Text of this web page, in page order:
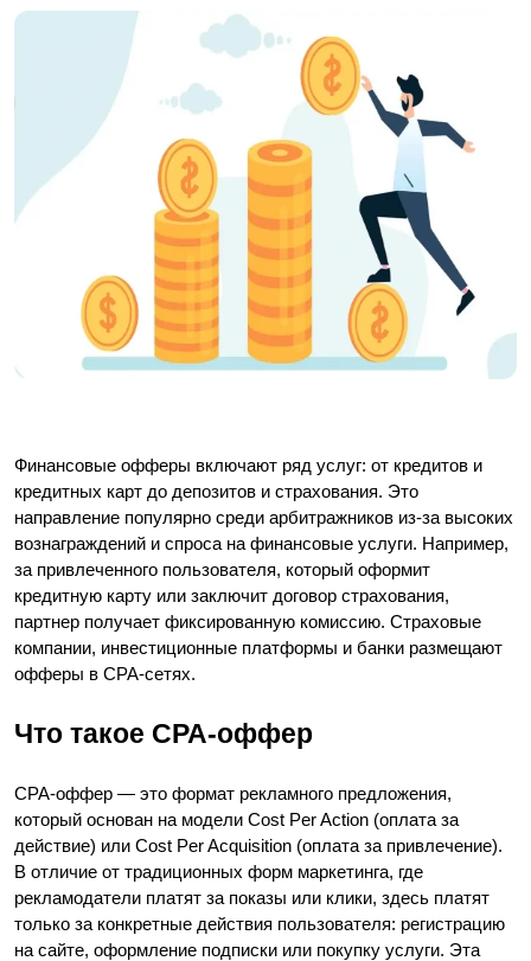
Финансовые офферы включают ряд услуг: от кредитов и
кредитных карт до депозитов и страхования. Это
направление популярно среди арбитражников из-за высоких
вознаграждений и спроса на финансовые услуги. Например,
за привлеченного пользователя, который оформит
кредитную карту или заключит договор страхования,
партнер получает фиксированную комиссию. Страховые
компании, инвестиционные платформы и банки размещают
офферы в CPA-сетях.
Что такое CPA-оффер
CPA-оффер — это формат рекламного предложения,
который основан на модели Cost Per Action (оплата за
действие) или Cost Per Acquisition (оплата за привлечение).
В отличие от традиционных форм маркетинга, где
рекламодатели платят за показы или клики, здесь платят
только за конкретные действия пользователя: регистрацию
на сайте, оформление подписки или покупку услуги. Эта